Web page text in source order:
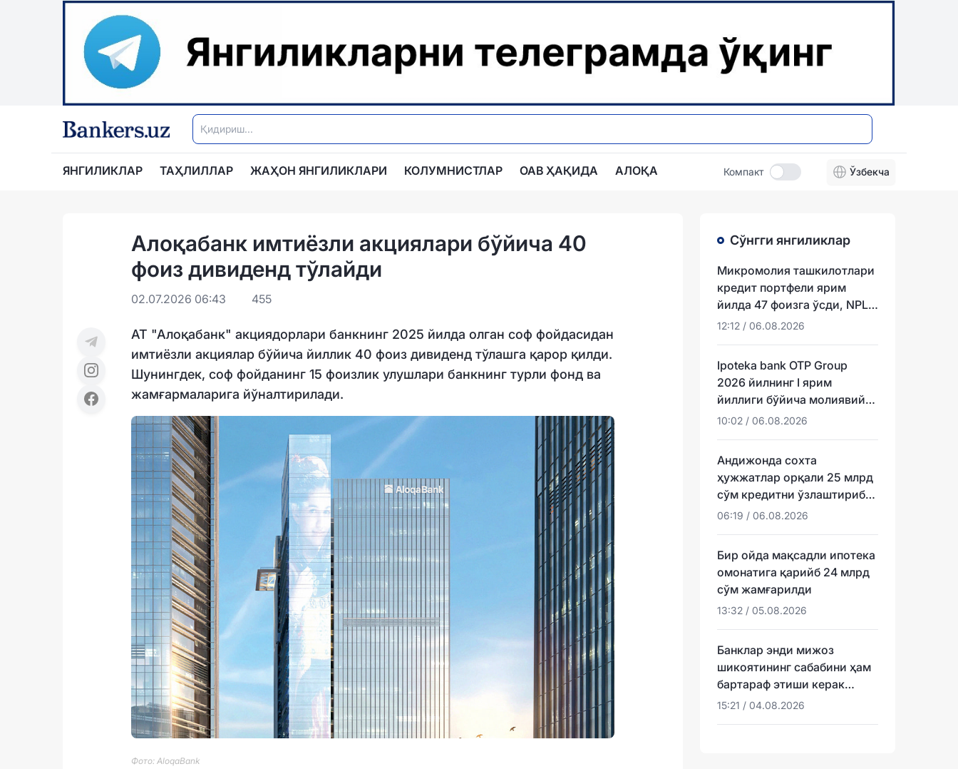
ЯНГИЛИКЛАР ТАҲЛИЛЛАР ЖАҲОН ЯНГИЛИКЛАРИ КОЛУМНИСТЛАР ОАВ ҲАҚИДА АЛОҚА Компакт Ўзбекча
Алоқабанк имтиёзли акциялари бўйича 40
фоиз дивиденд тўлайди
02.07.2026 06:43 455
АТ "Алоқабанк" акциядорлари банкнинг 2025 йилда олган соф фойдасидан
имтиёзли акциялар бўйича йиллик 40 фоиз дивиденд тўлашга қарор қилди.
Шунингдек, соф фойданинг 15 фоизлик улушлари банкнинг турли фонд ва
жамғармаларига йўналтирилади.
Фото: AloqaBank
Сўнгги янгиликлар
Микромолия ташкилотлари
кредит портфели ярим
йилда 47 фоизга ўсди, NPL
эса ундан тезроқ
12:12 / 06.08.2026
Ipoteka bank OTP Group
2026 йилнинг I ярим
йиллиги бўйича молиявий
натижаларини эълон қилди
10:02 / 06.08.2026
Андижонда сохта
ҳужжатлар орқали 25 млрд
сўм кредитни ўзлаштириб
юборганлар аниқланди
06:19 / 06.08.2026
Бир ойда мақсадли ипотека
омонатига қарийб 24 млрд
сўм жамғарилди
13:32 / 05.08.2026
Банклар энди мижоз
шикоятининг сабабини ҳам
бартараф этиши керак
бўлади
15:21 / 04.08.2026